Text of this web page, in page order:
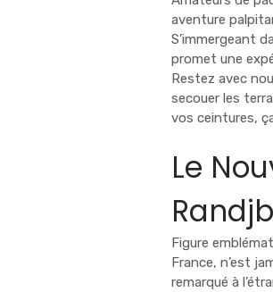
aventure
S’immergeant
promet une
Restez avec
secouer les
vos ceintures,
Le
Figure
France, n’est
remarqué à